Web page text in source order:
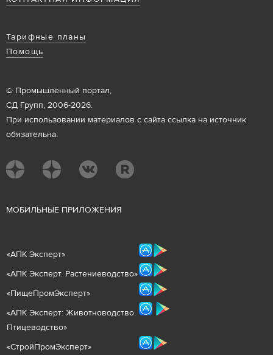
Тарифные планы
Помощь
© Промышленный портал,
СД Групп, 2006-2026.
При использовании материалов с сайта ссылка на источник
обязательна.
МОБИЛЬНЫЕ ПРИЛОЖЕНИЯ
«АПК Эксперт»
«АПК Эксперт. Растениеводство»
«ПищеПромЭксперт»
«АПК Эксперт: Животноводство.
Птицеводство»
«СтройПромЭксперт»